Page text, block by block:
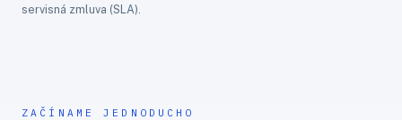
servisná zmluva (SLA).
ZAČÍNAME JEDNODUCHO